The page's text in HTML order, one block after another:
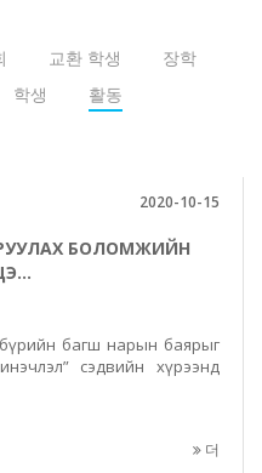
교환 학생
장학
학생 활동
2020-10-15
БОЛОМЖИЙН
багш нарын баярыг
сэдвийн хүрээнд
더